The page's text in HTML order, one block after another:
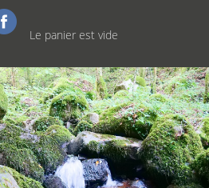
Le panier est vide